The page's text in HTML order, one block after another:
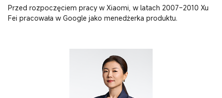
Przed rozpoczęciem pracy w Xiaomi, w latach 2007–2010 Xu
Fei pracowała w Google jako menedżerka produktu.